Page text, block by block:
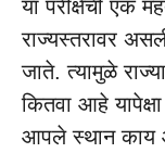
या परीक्षेची एक
राज्यस्तरावर
जाते. त्यामुळे
कितवा आहे
आपले स्थान काय